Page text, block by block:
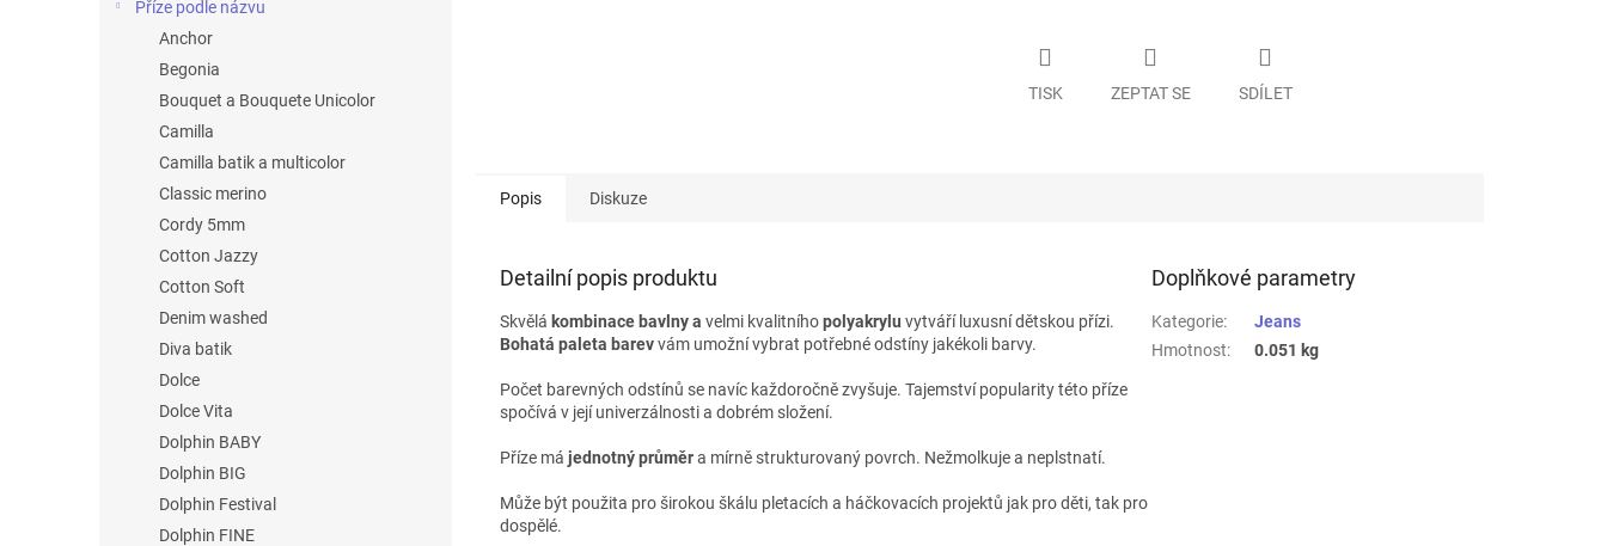
Příze podle názvu
Anchor
Begonia
Bouquet a Bouquete Unicolor
Camilla
Camilla batik a multicolor
Classic merino
Cordy 5mm
Cotton Jazzy
Cotton Soft
Denim washed
Diva batik
Dolce
Dolce Vita
Dolphin BABY
Dolphin BIG
Dolphin Festival
Dolphin FINE
TISK ZEPTAT SE SDÍLET
Popis Diskuze
Detailní popis produktu
Skvělá kombinace bavlny a velmi kvalitníhopolyakrylu vytváří luxusní dětskou přízi.
Bohatá paleta barevvám umožní vybrat potřebné odstíny jakékoli barvy.
Počet barevných odstínů se navíc každoročně zvyšuje. Tajemství popularity této příze
spočívá v její univerzálnosti a dobrém složení.
Příze má jednotný průměra mírně strukturovaný povrch. Nežmolkuje a neplstnatí.
Může být použita pro širokou škálu pletacích a háčkovacích projektů jak pro děti, tak pro
dospělé.
Doplňkové parametry
Kategorie:
Jeans
Hmotnost: 0.051 kg